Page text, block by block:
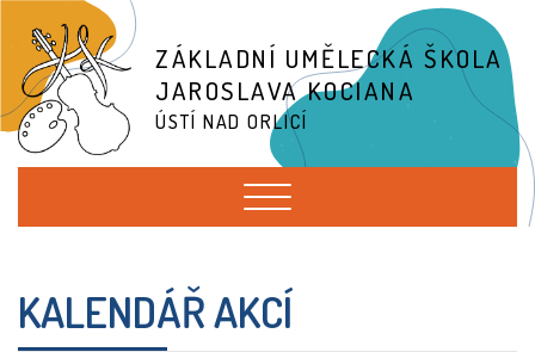
ZÁKLADNÍ UMĚLECKÁ ŠKOLA
JAROSLAVA KOCIANA
ÚSTÍ NAD ORLICÍ
KALENDÁŘ AKCÍ